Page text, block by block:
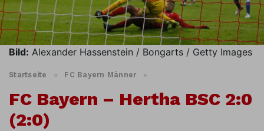
Bild: Alexander Hassenstein / Bongarts / Getty Images
Startseite » FC Bayern Männer »
FC Bayern – Hertha BSC 2:0
(2:0)